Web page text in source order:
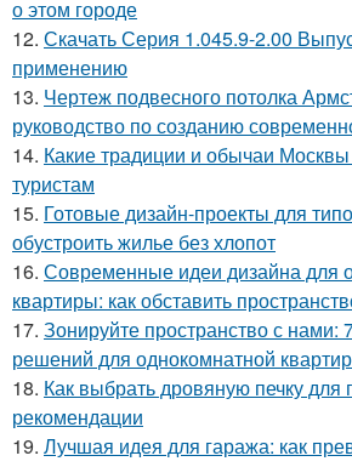
о этом городе
12. Скачать Серия 1.045.9-2.00
применению
13. Чертеж подвесного потолка
руководство по созданию
14. Какие традиции и обычаи Москвы
туристам
15. Готовые дизайн-проекты для
обустроить жилье без хлопот
16. Современные идеи дизайна для
квартиры: как обставить
17. Зонируйте пространство с нами:
решений для однокомнатной
18. Как выбрать дровяную печку для
рекомендации
19. Лучшая идея для гаража: как